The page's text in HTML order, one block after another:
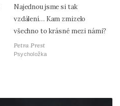
Najednou jsme si tak
vzdálení… Kam zmizelo
všechno to krásné mezi námi?
Petra Prest
Psycholožka